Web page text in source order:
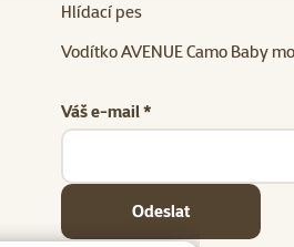
Hlídací pes
Vodítko AVENUE Camo Baby
Váš e-mail *
Odeslat